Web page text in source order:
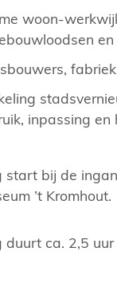
woon-
inpassing en
start bij de
’t Kromhout.
duurt ca. 2,5 uur